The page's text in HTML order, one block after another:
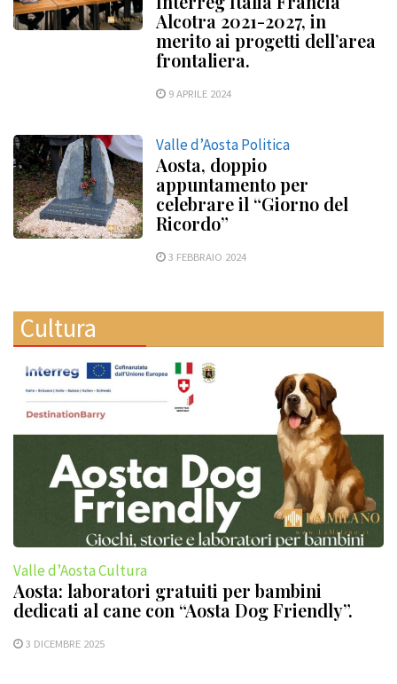
Alcotra 2021-2027, in
merito ai progetti dell’area
frontaliera.
9 APRILE 2024
Valle d’Aosta Politica
Aosta, doppio
appuntamento per
celebrare il “Giorno del
Ricordo”
3 FEBBRAIO 2024
Cultura
Valle d’Aosta Cultura
Aosta: laboratori gratuiti per bambini
dedicati al cane con “Aosta Dog Friendly”.
3 DICEMBRE 2025